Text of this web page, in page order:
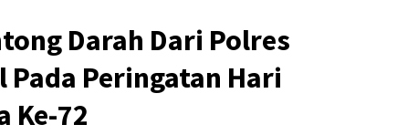
Darah Dari Polres
Peringatan Hari
Ke-72